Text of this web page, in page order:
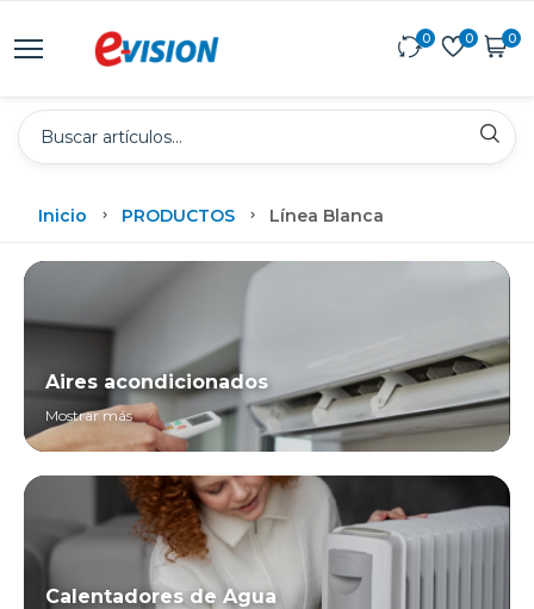
0 0 0
Inicio PRODUCTOS Línea Blanca
Aires acondicionados
Mostrar más
Calentadores de Agua